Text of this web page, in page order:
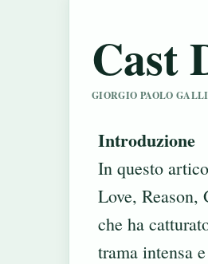
Cast
GIORGIO PAOLO
Introduzione
In questo
Love, Reason,
che ha
trama intensa